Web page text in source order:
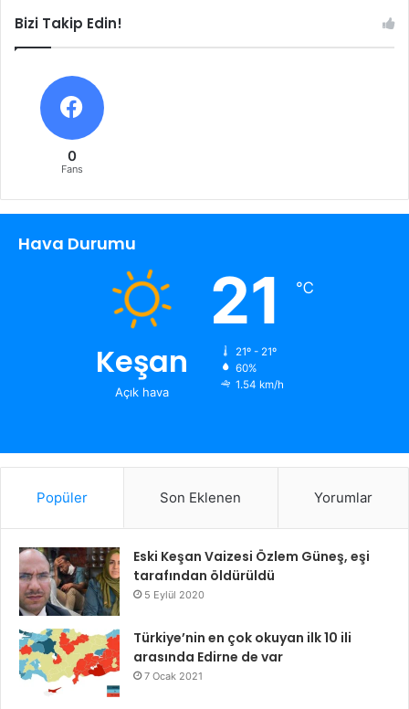
Bizi Takip Edin!
0
Fans
Hava Durumu
Keşan
Açık hava
21 ℃
21º - 21º
60%
1.54 km/h
Popüler Son Eklenen Yorumlar
Eski Keşan Vaizesi Özlem Güneş, eşi
tarafından öldürüldü
5 Eylül 2020
Türkiye’nin en çok okuyan ilk 10 ili
arasında Edirne de var
7 Ocak 2021